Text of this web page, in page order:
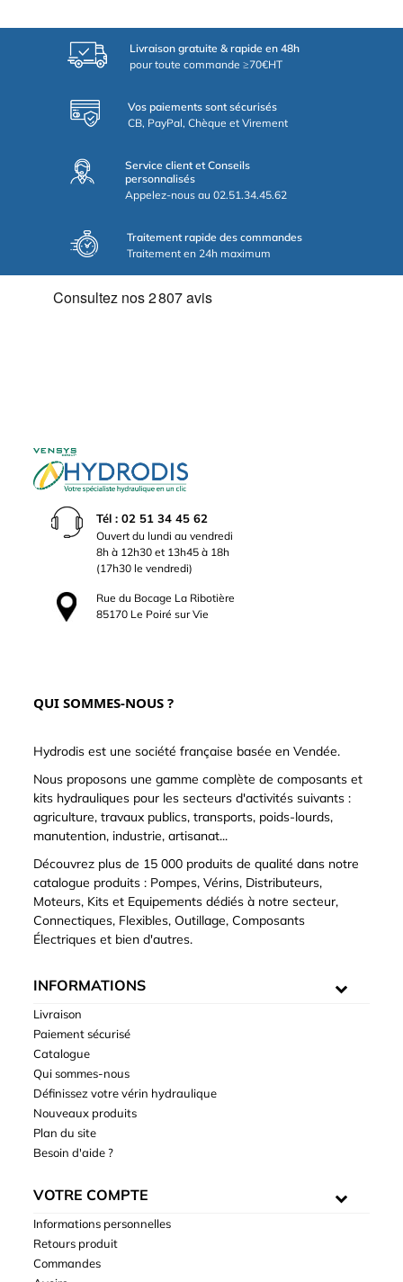
Livraison gratuite & rapide en 48h
pour toute commande ≥70€HT
Vos paiements sont sécurisés
CB, PayPal, Chèque et Virement
Service client et Conseils
personnalisés
Appelez-nous au 02.51.34.45.62
Traitement rapide des commandes
Traitement en 24h maximum
Tél : 02 51 34 45 62
Ouvert du lundi au vendredi
8h à 12h30 et 13h45 à 18h
(17h30 le vendredi)
Rue du Bocage La Ribotière
85170 Le Poiré sur Vie
QUI SOMMES-NOUS ?
Hydrodis est une société française basée en Vendée.
Nous proposons une gamme complète de composants et
kits hydrauliques pour les secteurs d'activités suivants :
agriculture, travaux publics, transports, poids-lourds,
manutention, industrie, artisanat...
Découvrez plus de 15 000 produits de qualité dans notre
catalogue produits : Pompes, Vérins, Distributeurs,
Moteurs, Kits et Equipements dédiés à notre secteur,
Connectiques, Flexibles, Outillage, Composants
Électriques et bien d'autres.
INFORMATIONS
Livraison
Paiement sécurisé
Catalogue
Qui sommes-nous
Définissez votre vérin hydraulique
Nouveaux produits
Plan du site
Besoin d'aide ?
VOTRE COMPTE
Informations personnelles
Retours produit
Commandes